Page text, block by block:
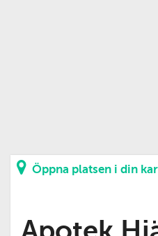
Öppna platsen i din